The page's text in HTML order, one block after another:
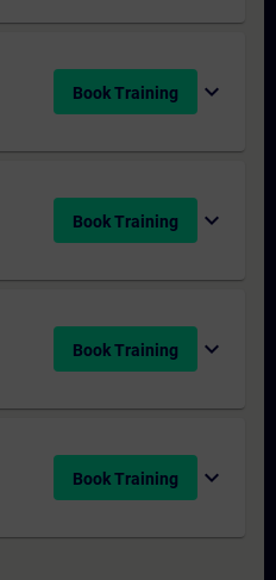
Book Training expand_more
Book Training expand_more
Book Training expand_more
Book Training expand_more